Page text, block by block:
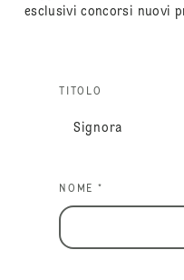
esclusivi concorsi nuovi
TITOLO
NOME *